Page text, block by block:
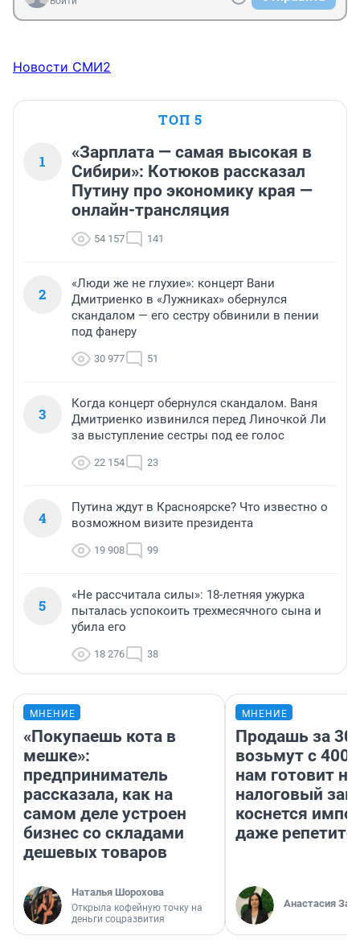
Новости СМИ2
ТОП 5
1
«Зарплата — самая высокая в
Сибири»: Котюков рассказал
Путину про экономику края —
онлайн-трансляция
54 157 141
2
«Люди же не глухие»: концерт Вани
Дмитриенко в «Лужниках» обернулся
скандалом — его сестру обвинили в пении
под фанеру
30 977 51
3
Когда концерт обернулся скандалом. Ваня
Дмитриенко извинился перед Линочкой Ли
за выступление сестры под ее голос
22 154 23
4
Путина ждут в Красноярске? Что известно о
возможном визите президента
19 908 99
5
«Не рассчитала силы»: 18-летняя ужурка
пыталась успокоить трехмесячного сына и
убила его
18 276 38
МНЕНИЕ
«Покупаешь кота в
мешке»:
предприниматель
рассказала, как на
самом деле устроен
бизнес со складами
дешевых товаров
Наталья Шорохова
Открыла кофейную точку на
деньги соцразвития
МНЕНИЕ
Продашь за
возьмут с
нам готовит
налоговый
коснется
даже
Анастасия